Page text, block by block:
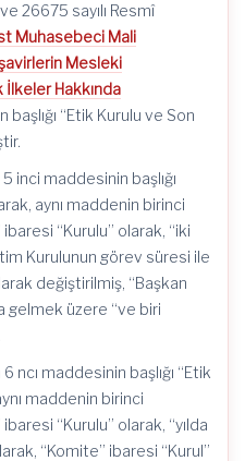
26675 sayılı Resmî
Muhasebeci Mali
Mesleki
İlkeler Hakkında
başlığı “Etik Kurulu ve Son
inci maddesinin başlığı
aynı maddenin birinci
“Kurulu” olarak, “iki
Kurulunun görev süresi ile
değiştirilmiş, “Başkan
gelmek üzere “ve biri
6 ncı maddesinin başlığı “Etik
maddenin birinci
“Kurulu” olarak, “yılda
“Komite” ibaresi “Kurul”